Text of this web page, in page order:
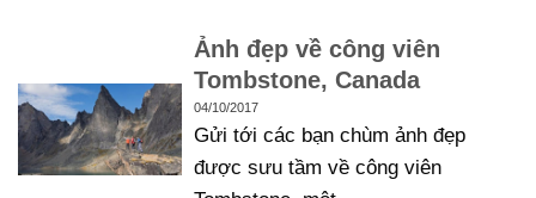
Ảnh đẹp về công viên
Tombstone, Canada
04/10/2017
Gửi tới các bạn chùm ảnh đẹp
được sưu tầm về công viên